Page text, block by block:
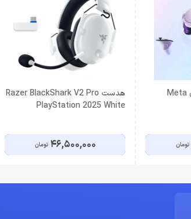
هدست واقعیت مجازی Meta
تومان
هدست Razer BlackShark V2 Pro
PlayStation 2025 White
46,500,000 تومان